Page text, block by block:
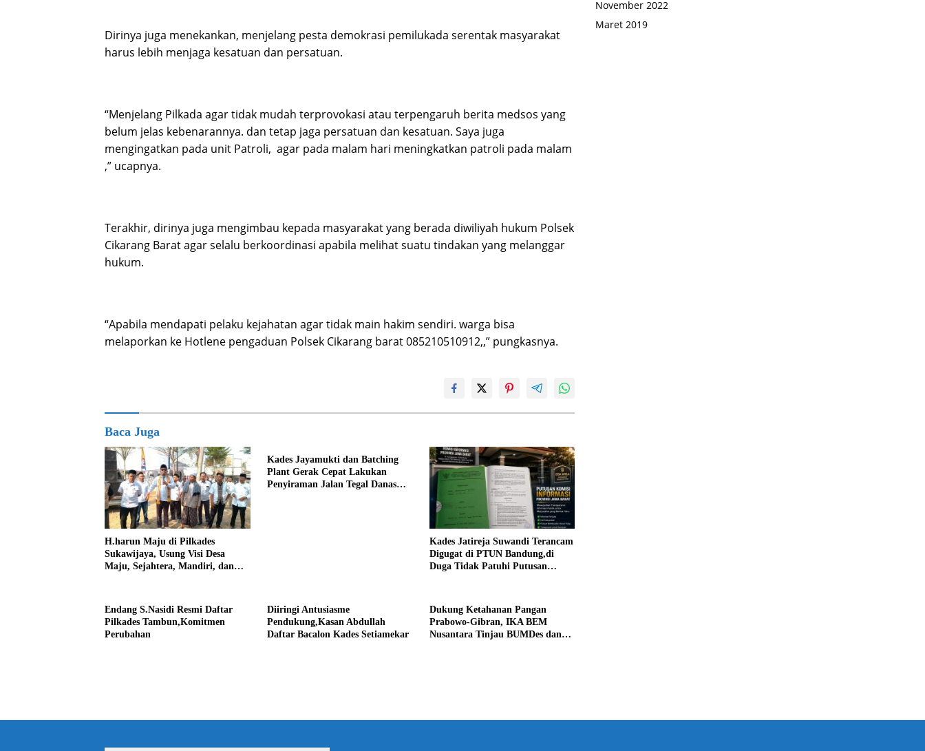
Dirinya juga menekankan, menjelang pesta demokrasi pemilukada serentak masyarakat
harus lebih menjaga kesatuan dan persatuan.
“Menjelang Pilkada agar tidak mudah terprovokasi atau terpengaruh berita medsos yang
belum jelas kebenarannya. dan tetap jaga persatuan dan kesatuan. Saya juga
mengingatkan pada unit Patroli, agar pada malam hari meningkatkan patroli pada malam
,” ucapnya.
Terakhir, dirinya juga mengimbau kepada masyarakat yang berada diwiliyah hukum Polsek
Cikarang Barat agar selalu berkoordinasi apabila melihat suatu tindakan yang melanggar
hukum.
“Apabila mendapati pelaku kejahatan agar tidak main hakim sendiri. warga bisa
melaporkan ke Hotlene pengaduan Polsek Cikarang barat 085210510912,,” pungkasnya.
Baca Juga
H.harun Maju di Pilkades
Sukawijaya, Usung Visi Desa
Maju, Sejahtera, Mandiri, dan
Kades Jayamukti dan Batching
Plant Gerak Cepat Lakukan
Penyiraman Jalan Tegal Danas
Kades Jatireja Suwandi Terancam
Digugat di PTUN Bandung,di
Duga Tidak Patuhi Putusan
Endang S.Nasidi Resmi Daftar
Pilkades Tambun,Komitmen
Perubahan
Diiringi Antusiasme
Pendukung,Kasan Abdullah
Daftar Bacalon Kades Setiamekar
Dukung Ketahanan Pangan
Prabowo-Gibran, IKA BEM
Nusantara Tinjau BUMDes dan
November 2022
Maret 2019